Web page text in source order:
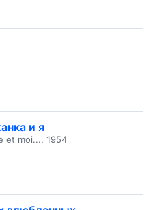
и я
et moi..., 1954